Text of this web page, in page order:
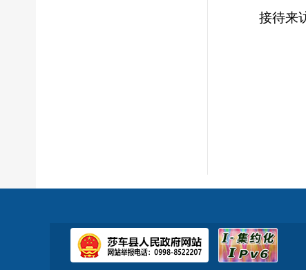
接待来
冬
（